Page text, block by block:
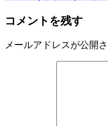
稿
ナ
ビ
コメントを残す
メールアドレスが公開